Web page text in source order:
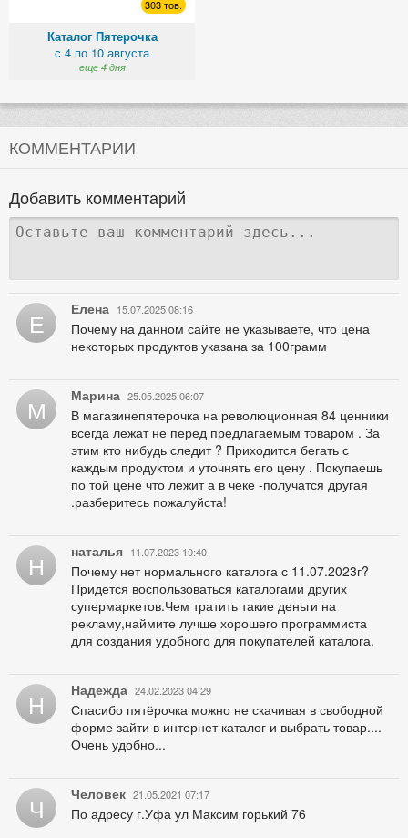
303 тов.
Каталог Пятерочка
с 4 по 10 августа
еще 4 дня
КОММЕНТАРИИ
Добавить комментарий
Е Елена 15.07.2025 08:16
Почему на данном сайте не указываете, что цена
некоторых продуктов указана за 100грамм
М Марина 25.05.2025 06:07
В магазинепятерочка на революционная 84 ценники
всегда лежат не перед предлагаемым товаром . За
этим кто нибудь следит ? Приходится бегать с
каждым продуктом и уточнять его цену . Покупаешь
по той цене что лежит а в чеке -получатся другая
.разберитесь пожалуйста!
Н наталья 11.07.2023 10:40
Почему нет нормального каталога с 11.07.2023г?
Придется воспользоваться каталогами других
супермаркетов.Чем тратить такие деньги на
рекламу,наймите лучше хорошего программиста
для создания удобного для покупателей каталога.
Н Надежда 24.02.2023 04:29
Спасибо пятёрочка можно не скачивая в свободной
форме зайти в интернет каталог и выбрать товар....
Очень удобно...
Ч Человек 21.05.2021 07:17
По адресу г.Уфа ул Максим горький 76